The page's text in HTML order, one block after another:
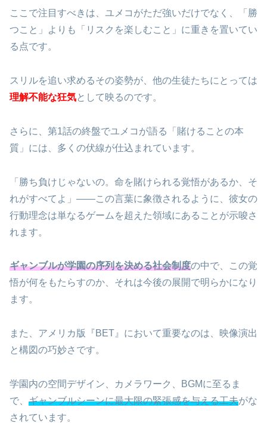
ここで注目すべきは、ユメコがただ強いだけでなく、「勝
つこと」よりも「リスクを楽しむこと」に重きを置いてい
る点です。
スリルを追い求めるその姿勢が、他の生徒たちにとっては
理解不能な狂気として映るのです。
さらに、第1話の終盤でユメコが語る「賭けることの本
質」には、多くの伏線が仕込まれています。
「勝ち負けじゃないの。命を賭けられる覚悟があるか、そ
れがすべてよ」――この言葉に象徴されるように、彼女の
行動理念は単なるゲームを超えた領域にあることが示唆さ
れます。
ギャンブルが学園の序列を決める社会制度の中で、この覚
悟が何をもたらすのか、それは今後の展開で明らかになり
ます。
また、アメリカ版『BET』において重要なのは、映像演出
と構図の巧妙さです。
学園内の空間デザイン、カメラワーク、BGMに至るま
で、 ギャンブルシーンに最大限の緊張感を与える工夫がな
されています。